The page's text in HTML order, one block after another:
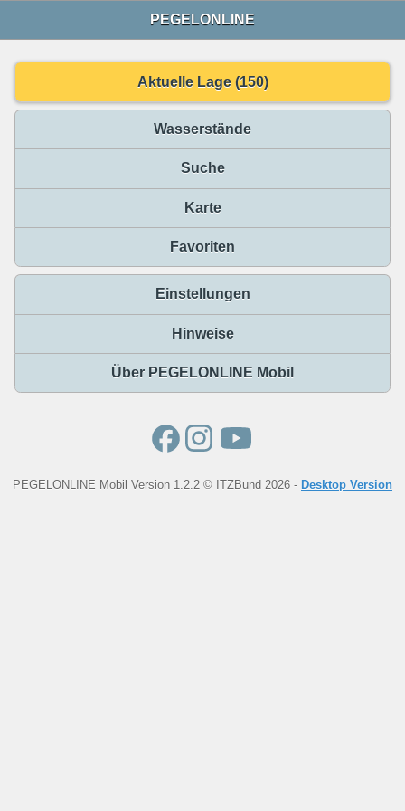
PEGELONLINE
Aktuelle Lage (150)
Wasserstände
Suche
Karte
Favoriten
Einstellungen
Hinweise
Über PEGELONLINE Mobil
PEGELONLINE Mobil Version 1.2.2 © ITZBund 2026 - Desktop Version